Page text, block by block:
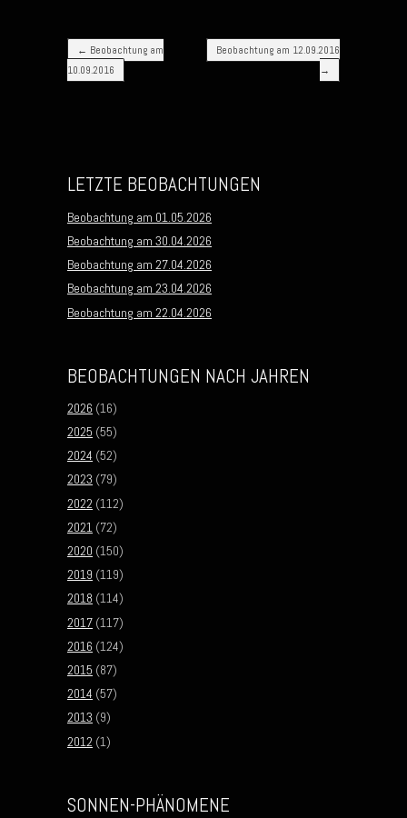
Post navigation
← Beobachtung am
10.09.2016
Beobachtung am 12.09.2016
→
LETZTE BEOBACHTUNGEN
Beobachtung am 01.05.2026
Beobachtung am 30.04.2026
Beobachtung am 27.04.2026
Beobachtung am 23.04.2026
Beobachtung am 22.04.2026
BEOBACHTUNGEN NACH JAHREN
2026 (16)
2025 (55)
2024 (52)
2023 (79)
2022 (112)
2021 (72)
2020 (150)
2019 (119)
2018 (114)
2017 (117)
2016 (124)
2015 (87)
2014 (57)
2013 (9)
2012 (1)
SONNEN-PHÄNOMENE